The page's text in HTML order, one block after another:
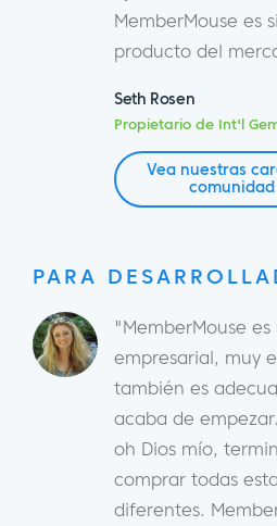
MemberMouse es
producto del
Seth Rosen
Propietario de Int'l
Vea nuestras
PARA
"MemberMouse
empresarial, muy
también es
acaba de
oh Dios mío,
comprar todas
diferentes.